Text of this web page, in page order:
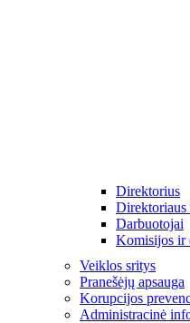
Direktorius
Direktoriaus
Darbuotojai
Komisijos ir
Veiklos sritys
Pranešėjų apsauga
Korupcijos
Administracinė